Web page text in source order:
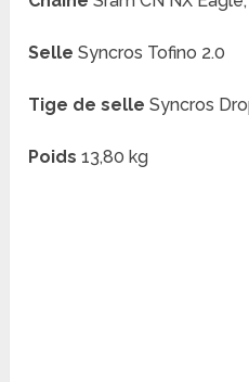
Selle Syncros Tofino 2.0
Tige de selle Syncros
Poids 13,80 kg